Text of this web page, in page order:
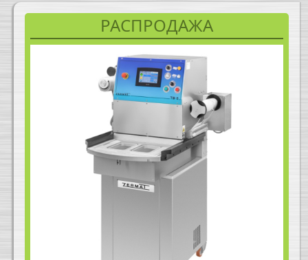
РАСПРОДАЖА